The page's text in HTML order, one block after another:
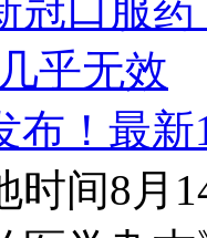
布！最
时间8月